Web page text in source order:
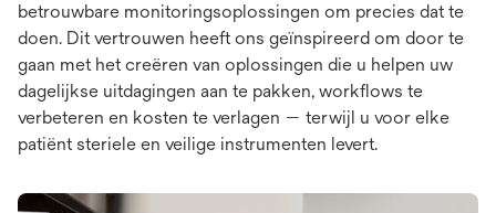
betrouwbare monitoringsoplossingen om precies dat te
doen. Dit vertrouwen heeft ons geïnspireerd om door te
gaan met het creëren van oplossingen die u helpen uw
dagelijkse uitdagingen aan te pakken, workflows te
verbeteren en kosten te verlagen — terwijl u voor elke
patiënt steriele en veilige instrumenten levert.